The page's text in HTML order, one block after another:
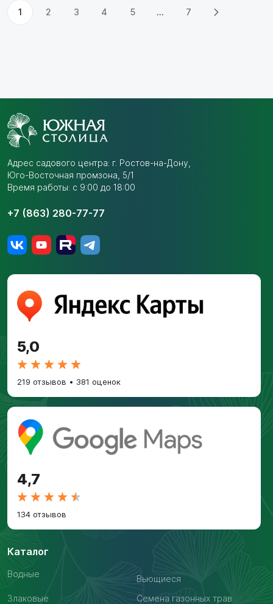
1 2 3 4 5 ... 7
Адрес садового центра: г. Ростов-на-Дону,
Юго-Восточная промзона, 5/1
Время работы: с 9:00 до 18:00
+7 (863) 280-77-77
5,0
219 отзывов • 381 оценок
4,7
134 отзывов
Каталог
Водные
Вьющиеся
Злаковые
Семена газонных трав